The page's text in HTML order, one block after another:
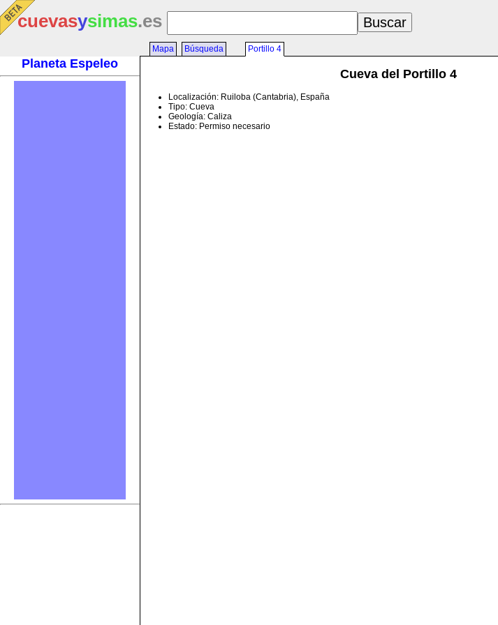
cuevasysimas.es
Planeta Espeleo
Mapa Búsqueda Portillo 4
Cueva del Portillo 4
Localización: Ruiloba (Cantabria), España
Tipo: Cueva
Geología: Caliza
Estado: Permiso necesario